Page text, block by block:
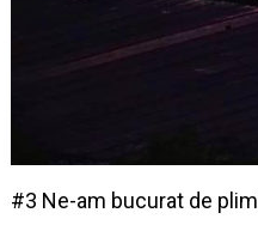
#3 Ne-am bucurat de